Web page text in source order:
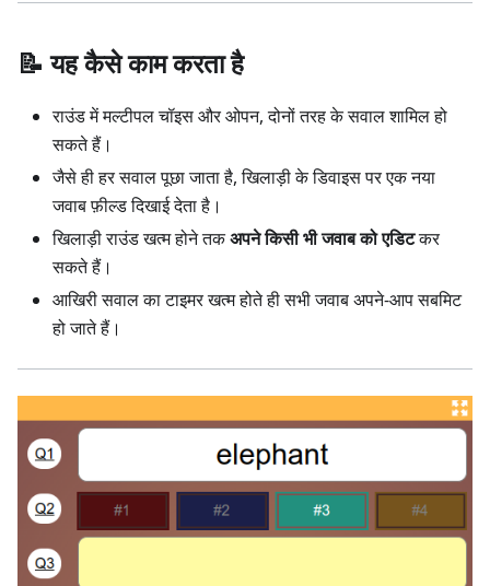
📝 यह कैसे काम करता है
राउंड में मल्टीपल चॉइस और ओपन, दोनों तरह के सवाल शामिल हो
सकते हैं।
जैसे ही हर सवाल पूछा जाता है, खिलाड़ी के डिवाइस पर एक नया
जवाब फ़ील्ड दिखाई देता है।
खिलाड़ी राउंड खत्म होने तकअपने किसी भी जवाब को एडिटकर
सकते हैं।
आखिरी सवाल का टाइमर खत्म होते ही सभी जवाब अपने-आप सबमिट
हो जाते हैं।